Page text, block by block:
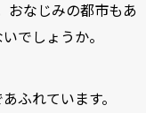
おなじみの都市もあ
でしょうか。
ふれています。